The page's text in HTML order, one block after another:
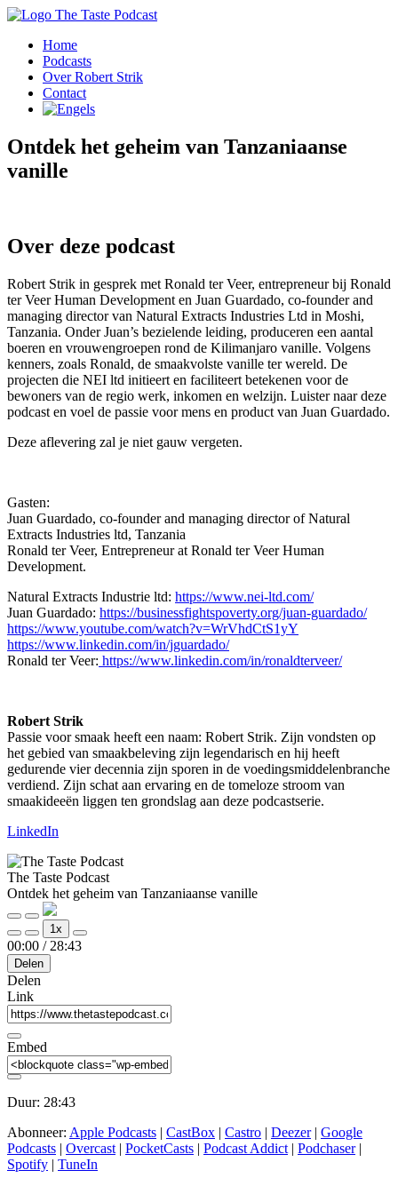
Home
Podcasts
Over Robert Strik
Contact
Ontdek het geheim van Tanzaniaanse
vanille
Over deze podcast
Robert Strik in gesprek met Ronald ter Veer, entrepreneur bij Ronald
ter Veer Human Development en Juan Guardado, co-founder and
managing director van Natural Extracts Industries Ltd in Moshi,
Tanzania. Onder Juan’s bezielende leiding, produceren een aantal
boeren en vrouwengroepen rond de Kilimanjaro vanille. Volgens
kenners, zoals Ronald, de smaakvolste vanille ter wereld. De
projecten die NEI ltd initieert en faciliteert betekenen voor de
bewoners van de regio werk, inkomen en welzijn. Luister naar deze
podcast en voel de passie voor mens en product van Juan Guardado.
Deze aflevering zal je niet gauw vergeten.
Gasten:
Juan Guardado, co-founder and managing director of Natural
Extracts Industries ltd, Tanzania
Ronald ter Veer, Entrepreneur at Ronald ter Veer Human
Development.
Natural Extracts Industrie ltd: https://www.nei-ltd.com/
Juan Guardado: https://businessfightspoverty.org/juan-guardado/
https://www.youtube.com/watch?v=WrVhdCtS1yY
https://www.linkedin.com/in/jguardado/
Ronald ter Veer: https://www.linkedin.com/in/ronaldterveer/
Robert Strik
Passie voor smaak heeft een naam: Robert Strik. Zijn vondsten op
het gebied van smaakbeleving zijn legendarisch en hij heeft
gedurende vier decennia zijn sporen in de voedingsmiddelenbranche
verdiend. Zijn schat aan ervaring en de tomeloze stroom van
smaakideeën liggen ten grondslag aan deze podcastserie.
LinkedIn
The Taste Podcast
Ontdek het geheim van Tanzaniaanse vanille
Play
Episode
Pause
Episode
Mute/Unmute
Episode
Rewind
10
Seconds
1x
Fast
Forward
00:00 / 28:43
Delen
Delen
Link
Embed
Duur: 28:43
Abonneer: Apple Podcasts | CastBox | Castro | Deezer| Google
Podcasts | Overcast | PocketCasts | Podcast Addict | Podchaser|
Spotify | TuneIn